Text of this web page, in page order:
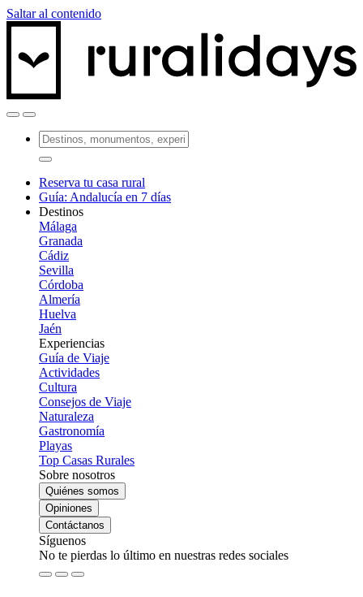
Saltar al contenido
Reserva tu casa rural
Guía: Andalucía en 7 días
Destinos
Málaga
Granada
Cádiz
Sevilla
Córdoba
Almería
Huelva
Jaén
Experiencias
Guía de Viaje
Actividades
Cultura
Consejos de Viaje
Naturaleza
Gastronomía
Playas
Top Casas Rurales
Sobre nosotros
Quiénes somos
Opiniones
Contáctanos
Síguenos
No te pierdas lo último en nuestras redes sociales